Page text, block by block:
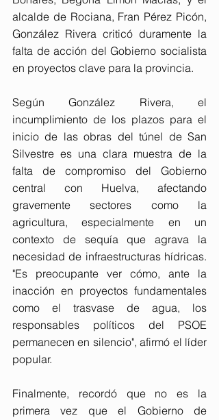
alcalde de Rociana, Fran Pérez Picón,
González Rivera criticó duramente la
falta de acción del Gobierno socialista
en proyectos clave para la provincia.
Según González Rivera, el
incumplimiento de los plazos para el
inicio de las obras del túnel de San
Silvestre es una clara muestra de la
falta de compromiso del Gobierno
central con Huelva, afectando
gravemente sectores como la
agricultura, especialmente en un
contexto de sequía que agrava la
necesidad de infraestructuras hídricas.
"Es preocupante ver cómo, ante la
inacción en proyectos fundamentales
como el trasvase de agua, los
responsables políticos del PSOE
permanecen en silencio", afirmó el líder
popular.
Finalmente, recordó que no es la
primera vez que el Gobierno de